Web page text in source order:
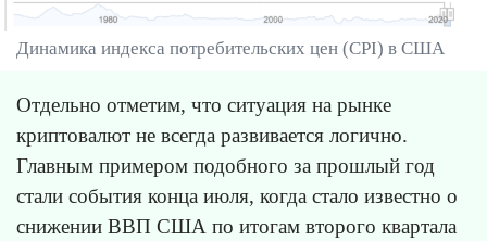
Динамика индекса потребительских цен (CPI) в США
Отдельно отметим, что ситуация на рынке
криптовалют не всегда развивается логично.
Главным примером подобного за прошлый год
стали события конца июля, когда стало известно о
снижении ВВП США по итогам второго квартала